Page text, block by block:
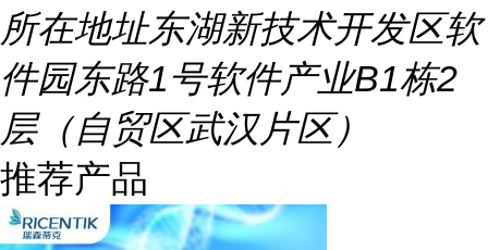
所在地址东湖新技术开发区软
件园东路1号软件产业B1栋2
层（自贸区武汉片区）
推荐产品